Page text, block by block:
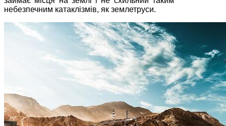
небезпечним катаклізмів, як землетруси.